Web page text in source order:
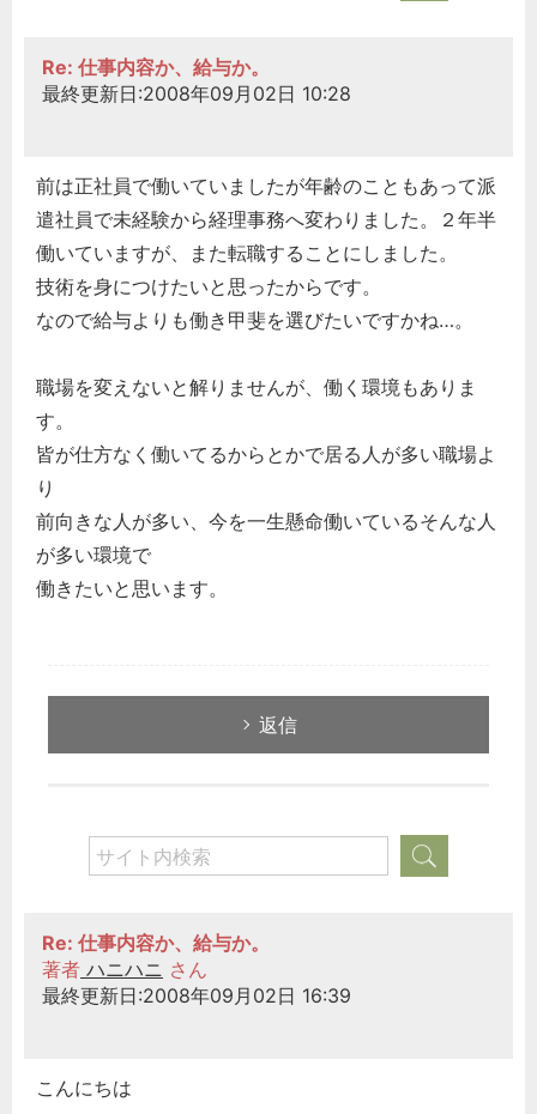
Re: 仕事内容か、給与か。
最終更新日:2008年09月02日 10:28
前は正社員で働いていましたが年齢のこともあって派
遣社員で未経験から経理事務へ変わりました。２年半
働いていますが、また転職することにしました。
技術を身につけたいと思ったからです。
なので給与よりも働き甲斐を選びたいですかね…。
職場を変えないと解りませんが、働く環境もありま
す。
皆が仕方なく働いてるからとかで居る人が多い職場よ
り
前向きな人が多い、今を一生懸命働いているそんな人
が多い環境で
働きたいと思います。
返信
Re: 仕事内容か、給与か。
著者 ハニハニ さん
最終更新日:2008年09月02日 16:39
こんにちは